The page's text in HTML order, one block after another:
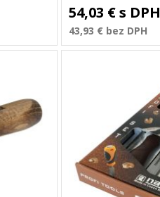
54,03 €s DPH
43,93 € bez DPH